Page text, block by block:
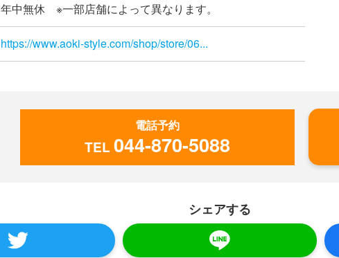
年中無休 ※一部店舗によって異なります。
https://www.aoki-style.com/shop/store/06...
電話予約
TEL 044-870-5088
シェアする